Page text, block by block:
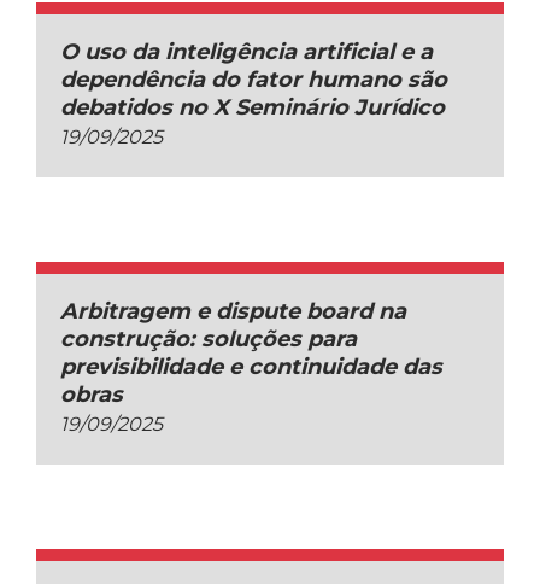
O uso da inteligência artificial e a
dependência do fator humano são
debatidos no X Seminário Jurídico
19/09/2025
Arbitragem e dispute board na
construção: soluções para
previsibilidade e continuidade das
obras
19/09/2025